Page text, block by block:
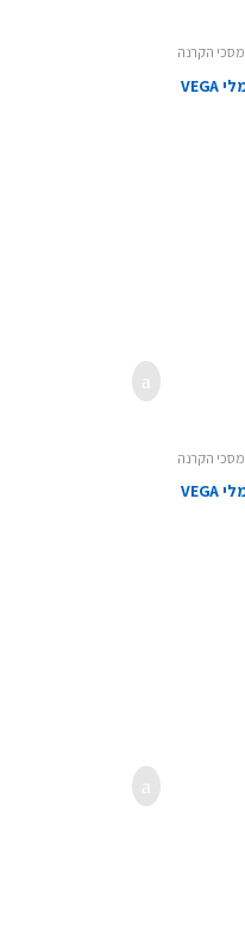
מסכי הקרנה
מסך הקרנה חשמלי VEGA
מסכי הקרנה
מסך הקרנה חשמלי VEGA